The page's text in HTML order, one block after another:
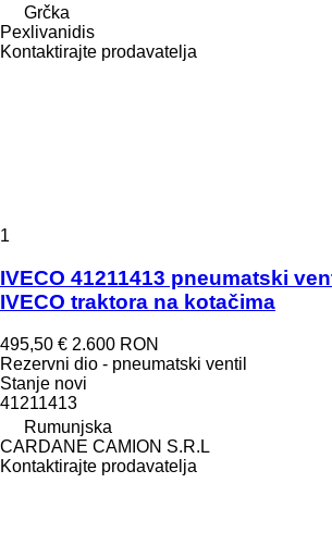
Grčka
Pexlivanidis
Kontaktirajte prodavatelja
1
IVECO 41211413 pneumatski
IVECO traktora na kotačima
495,50 € 2.600 RON
Rezervni dio - pneumatski ventil
Stanje novi
41211413
Rumunjska
CARDANE CAMION S.R.L
Kontaktirajte prodavatelja